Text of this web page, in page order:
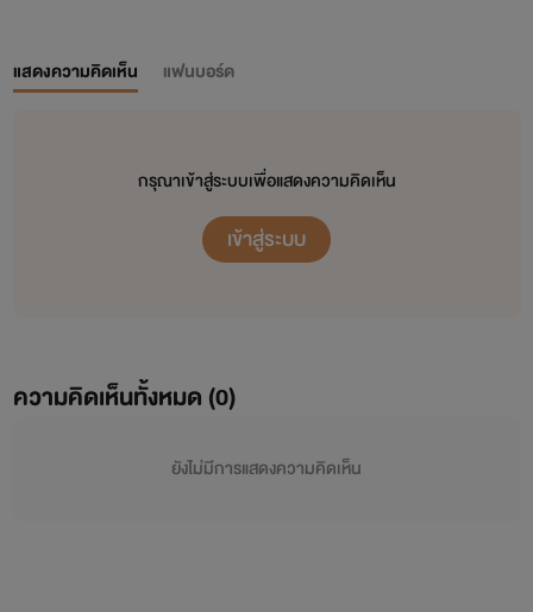
แสดงความคิดเห็น แฟนบอร์ด
กรุณาเข้าสู่ระบบเพื่อแสดงความคิดเห็น
เข้าสู่ระบบ
ความคิดเห็นทั้งหมด (0)
ยังไม่มีการแสดงความคิดเห็น